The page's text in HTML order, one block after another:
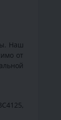
Наш
от